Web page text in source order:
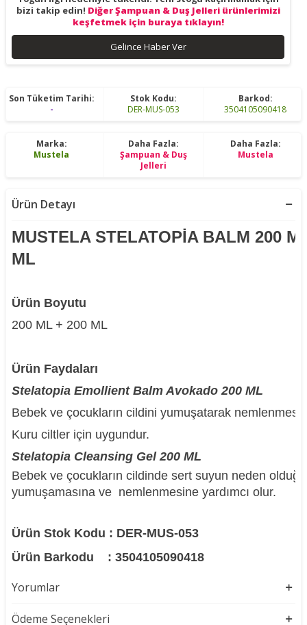
bizi takip edin! Diğer Şampuan & Duş Jelleri ürünlerimizi
keşfetmek için buraya tıklayın!
Gelince Haber Ver
Son Tüketim Tarihi:
-
Stok Kodu:
DER-MUS-053
Barkod:
3504105090418
Marka:
Mustela
Daha Fazla:
Şampuan & Duş
Jelleri
Daha Fazla:
Mustela
Ürün Detayı
MUSTELA STELATOPİA BALM 200
ML
Ürün Boyutu
200 ML + 200 ML
Ürün Faydaları
Stelatopia Emollient Balm Avokado 200 ML
Bebek ve çocukların cildini yumuşatarak
Kuru ciltler için uygundur.
Stelatopia Cleansing Gel 200 ML
Bebek ve çocukların cildinde sert suyun neden olduğu
yumuşamasına ve nemlenmesine yardımcı olur.
Ürün Stok Kodu : DER-MUS-053
Ürün Barkodu
: 3504105090418
Yorumlar
Ödeme Seçenekleri